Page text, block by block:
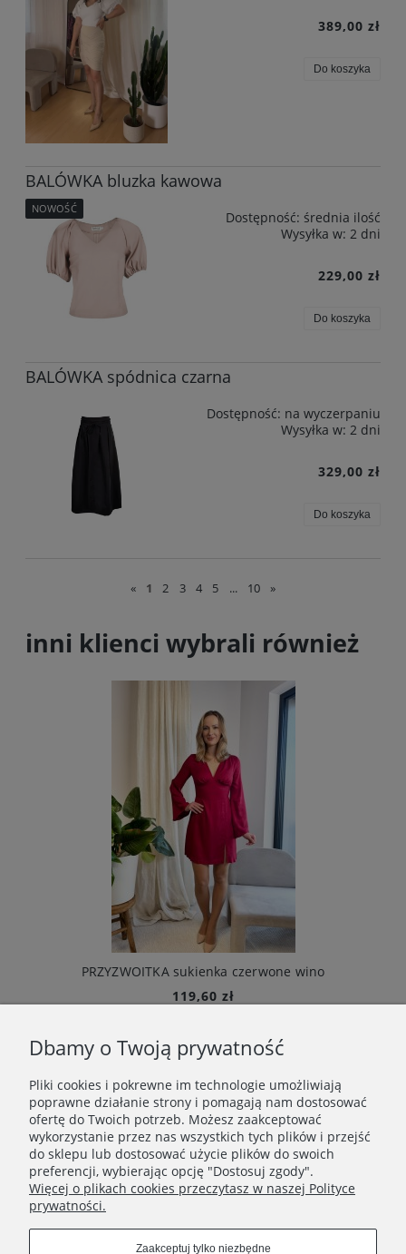
389,00 zł
Do koszyka
BALÓWKA bluzka kawowa
Dostępność: średnia ilość
Wysyłka w: 2 dni
229,00 zł
Do koszyka
NOWOŚĆ
BALÓWKA spódnica czarna
Dostępność: na wyczerpaniu
Wysyłka w: 2 dni
329,00 zł
Do koszyka
« 1 2 3 4 5 ... 10 »
inni klienci wybrali również
PRZYZWOITKA sukienka czerwone wino
119,60 zł
299,00 zł
Najniższa cena:
Do koszyka
POMOC I INFORMACJE
INFORMACJE O ZAMÓWIENIU
Dbamy o Twoją prywatność
Pliki cookies i pokrewne im technologie umożliwiają
poprawne działanie strony i pomagają nam dostosować
ofertę do Twoich potrzeb. Możesz zaakceptować
wykorzystanie przez nas wszystkich tych plików i przejść
do sklepu lub dostosować użycie plików do swoich
preferencji, wybierając opcję "Dostosuj zgody".
Więcej o plikach cookies przeczytasz w naszej Polityce
prywatności.
Zaakceptuj tylko niezbędne